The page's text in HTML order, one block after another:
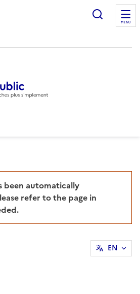
Ouvrir
MENU
refer to the page in
EN